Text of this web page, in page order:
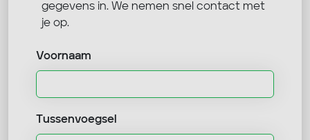
gegevens in. We nemen snel contact met
je op.
Voornaam
Tussenvoegsel